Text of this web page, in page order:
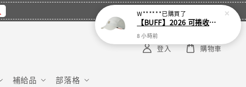
補給品 部落格
登入 購物車
W******已購買了
【BUFF】2026 可捲收跑帽
8 小時前